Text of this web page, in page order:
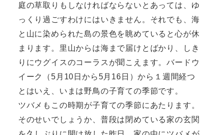
庭の草取りもしなければならないとあっては、ゆ
っくり過ごすわけにはいきません。それでも、海
と山に染められた島の景色を眺めていると心が休
まります。里山からは海まで届けとばかり、しき
りにウグイスのコーラスが聞こえます。バードウ
イーク（5月10日から5月16日）から１週間経つ
とはいえ、いまは野鳥の子育ての季節です。
ツバメもこの時期が子育ての季節にあたります。
そのせいでしょうか、普段は閉めている家の玄関